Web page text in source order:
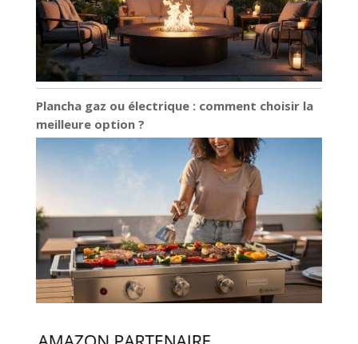
Plancha gaz ou électrique : comment choisir la
meilleure option ?